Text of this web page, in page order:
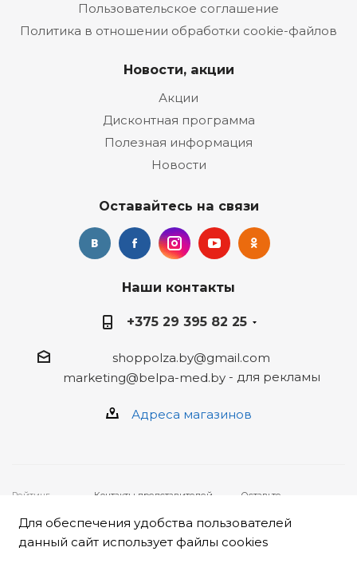
Пользовательское соглашение
Политика в отношении обработки cookie-файлов
Новости, акции
Акции
Дисконтная программа
Полезная информация
Новости
Оставайтесь на связи
Наши контакты
+375 29 395 82 25
shoppolza.by@gmail.com
marketing@belpa-med.by- для рекламы
Адреса магазинов
Рейтинг
основе
отзывов
клиентов
2026 © ООО
"Белпа-мед"
Контакты представителей,
обращения покупателей о
нарушении их прав:
• Администрация интернет-
магазина «Польза», ООО
Оставьте
обращение,
заполнив
форму
Для обеспечения удобства пользователей
данный сайт использует файлы cookies